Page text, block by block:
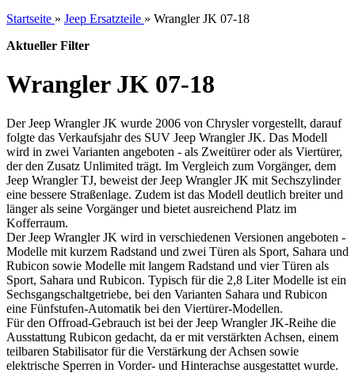
Startseite » Jeep Ersatzteile » Wrangler JK 07-18
Aktueller Filter
Wrangler JK 07-18
Der Jeep Wrangler JK wurde 2006 von Chrysler vorgestellt, darauf
folgte das Verkaufsjahr des SUV Jeep Wrangler JK. Das Modell
wird in zwei Varianten angeboten - als Zweitürer oder als Viertürer,
der den Zusatz Unlimited trägt. Im Vergleich zum Vorgänger, dem
Jeep Wrangler TJ, beweist der Jeep Wrangler JK mit Sechszylinder
eine bessere Straßenlage. Zudem ist das Modell deutlich breiter und
länger als seine Vorgänger und bietet ausreichend Platz im
Kofferraum.
Der Jeep Wrangler JK wird in verschiedenen Versionen angeboten -
Modelle mit kurzem Radstand und zwei Türen als Sport, Sahara und
Rubicon sowie Modelle mit langem Radstand und vier Türen als
Sport, Sahara und Rubicon. Typisch für die 2,8 Liter Modelle ist ein
Sechsgangschaltgetriebe, bei den Varianten Sahara und Rubicon
eine Fünfstufen-Automatik bei den Viertürer-Modellen.
Für den Offroad-Gebrauch ist bei der Jeep Wrangler JK-Reihe die
Ausstattung Rubicon gedacht, da er mit verstärkten Achsen, einem
teilbaren Stabilisator für die Verstärkung der Achsen sowie
elektrische Sperren in Vorder- und Hinterachse ausgestattet wurde.